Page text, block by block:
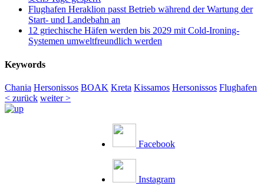
Flughafen Heraklion passt Betrieb während der Wartung der
Start- und Landebahn an
12 griechische Häfen werden bis 2029 mit Cold-Ironing-
Systemen umweltfreundlich werden
Keywords
Chania Hersonissos BOAK Kreta Kissamos Hersonissos Flughafen
< zurück weiter >
Facebook
Instagram